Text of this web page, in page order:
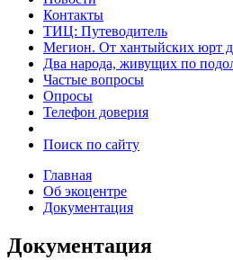
Контакты
ТИЦ: Путеводитель
Мегион. От хантыйских юрт
Два народа, живущих по
Частые вопросы
Опросы
Телефон доверия
Поиск по сайту
Главная
Об экоцентре
Документация
Документация